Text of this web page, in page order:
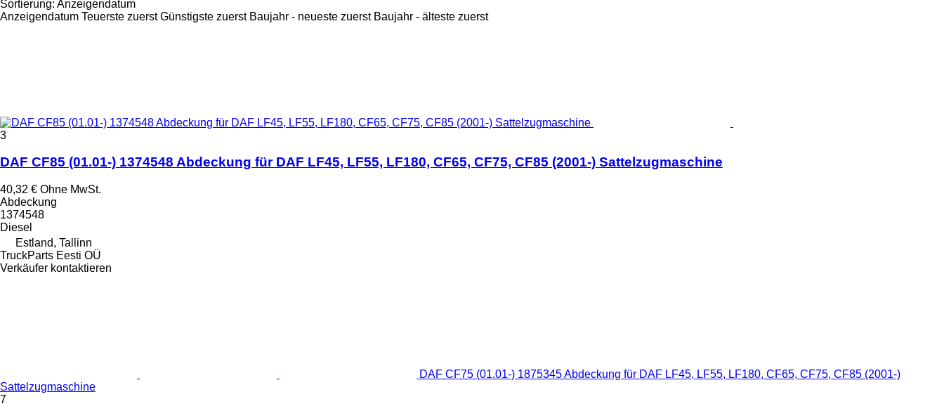
Sortierung: Anzeigendatum
Anzeigendatum Teuerste zuerst Günstigste zuerst Baujahr - neueste zuerst Baujahr - älteste zuerst
3
DAF CF85 (01.01-) 1374548 Abdeckung für DAF LF45, LF55, LF180, CF65, CF75, CF85 (2001-) Sattelzugmaschine
40,32 € Ohne MwSt.
Abdeckung
1374548
Diesel
Estland, Tallinn
TruckParts Eesti OÜ
Verkäufer kontaktieren
DAF CF75 (01.01-) 1875345 Abdeckung für DAF LF45, LF55, LF180, CF65, CF75, CF85 (2001-)
Sattelzugmaschine
7